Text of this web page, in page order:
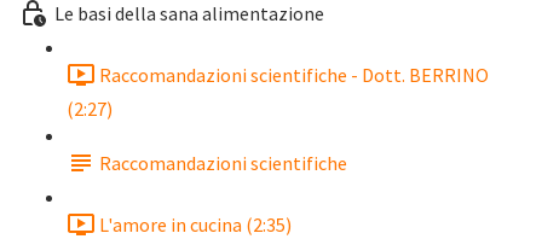
Le basi della sana alimentazione
Raccomandazioni scientifiche - Dott. BERRINO
(2:27)
Raccomandazioni scientifiche
L'amore in cucina (2:35)